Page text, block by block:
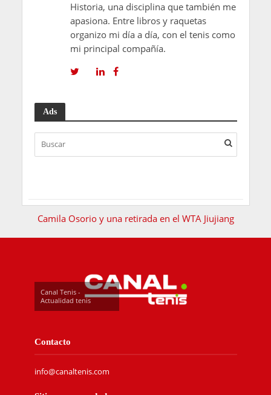
Historia, una disciplina que también me
apasiona. Entre libros y raquetas
organizo mi día a día, con el tenis como
mi principal compañía.
Ads
Camila Osorio y una retirada en el WTA Jiujiang
Canal Tenis -
Actualidad tenis
Contacto
info@canaltenis.com